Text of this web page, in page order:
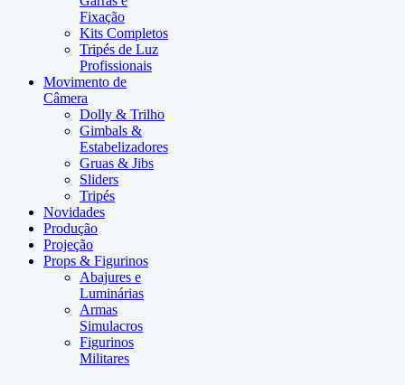
Fixação
Kits Completos
Tripés de Luz
Profissionais
Movimento de
Câmera
Dolly & Trilho
Gimbals &
Estabelizadores
Gruas & Jibs
Sliders
Tripés
Novidades
Produção
Projeção
Props & Figurinos
Abajures e
Luminárias
Armas
Simulacros
Figurinos
Militares